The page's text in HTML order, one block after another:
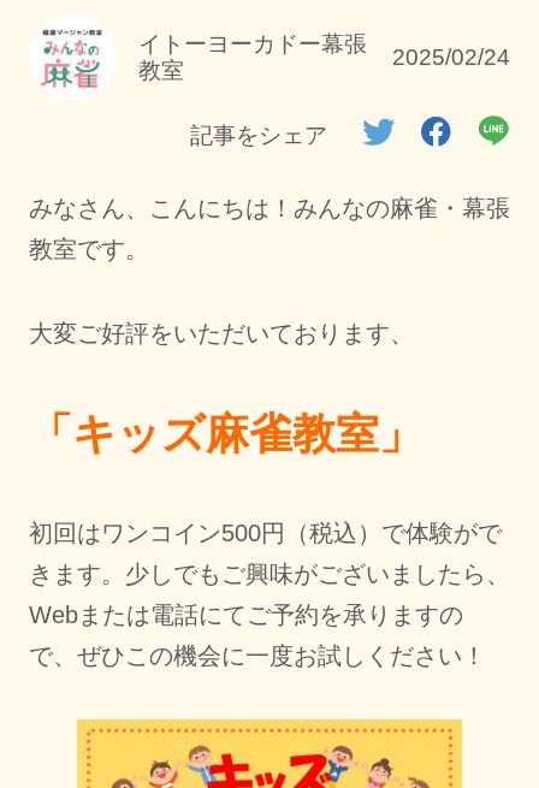
2025/02/24
イトーヨーカドー幕張
教室
記事をシェア
みなさん、こんにちは！みんなの麻雀・幕張
教室です。
大変ご好評をいただいております、
「キッズ麻雀教室」
初回はワンコイン500円（税込）で体験がで
きます。少しでもご興味がございましたら、
Webまたは電話にてご予約を承りますの
で、ぜひこの機会に一度お試しください！